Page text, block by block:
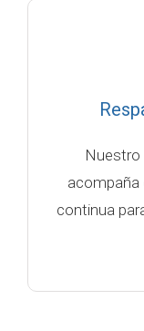
Nuestro
acompaña
continua